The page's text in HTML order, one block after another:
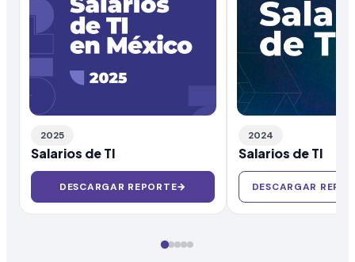
2025
Salarios de TI
DESCARGAR REPORTE→
2024
Salarios de TI
DESCARGAR